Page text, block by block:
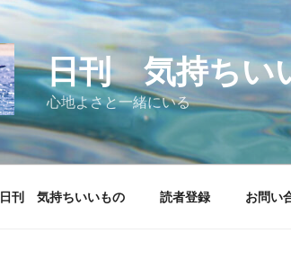
日刊 気持ちい
心地よさと一緒にいる
日刊 気持ちいいもの 読者登録 お問い